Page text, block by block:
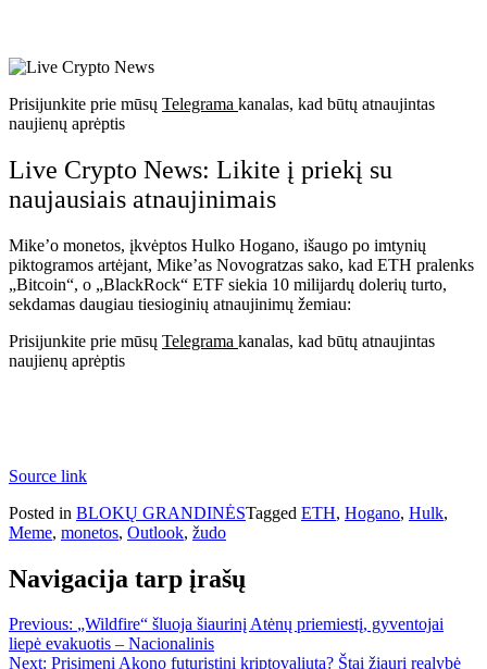
Prisijunkite prie mūsų Telegrama kanalas, kad būtų atnaujintas
naujienų aprėptis
Live Crypto News: Likite į priekį su
naujausiais atnaujinimais
Mike’o monetos, įkvėptos Hulko Hogano, išaugo po imtynių
piktogramos artėjant, Mike’as Novogratzas sako, kad ETH pralenks
„Bitcoin“, o „BlackRock“ ETF siekia 10 milijardų dolerių turto,
sekdamas daugiau tiesioginių atnaujinimų žemiau:
Prisijunkite prie mūsų Telegrama kanalas, kad būtų atnaujintas
naujienų aprėptis
Source link
Posted in BLOKŲ GRANDINĖSTagged ETH, Hogano, Hulk,
Meme, monetos, Outlook, žudo
Navigacija tarp įrašų
Previous: „Wildfire“ šluoja šiaurinį Atėnų priemiestį, gyventojai
liepė evakuotis – Nacionalinis
Next: Prisimeni Akono futuristinį kriptovaliutą? Štai žiauri realybė